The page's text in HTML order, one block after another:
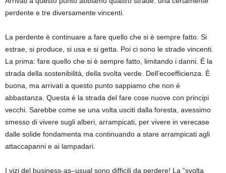
perdente e tre diversamente vincenti.
La perdente è continuare a fare quello che si è sempre fatto. Si
estrae, si produce, si usa e si getta. Poi ci sono le strade vincenti.
La prima: fare quello che si è sempre fatto, limitando i danni. É la
strada della sostenibilità, della svolta verde. Dell’ecoefficienza. È
buona,
ma arrivati a questo punto sappiamo che non è
abbastanza. Questa è la strada del fare cose nuove con principi
vecchi. Sarebbe come se una volta usciti dalla foresta, avessimo
smesso di vivere sugli alberi, arrampicati, per vivere in verecase
dalle solide fondamenta ma continuando a stare arrampicati agli
attaccapanni e ai lampadari.
I vizi del business-as–usual sono difficili da perdere! La “svolta